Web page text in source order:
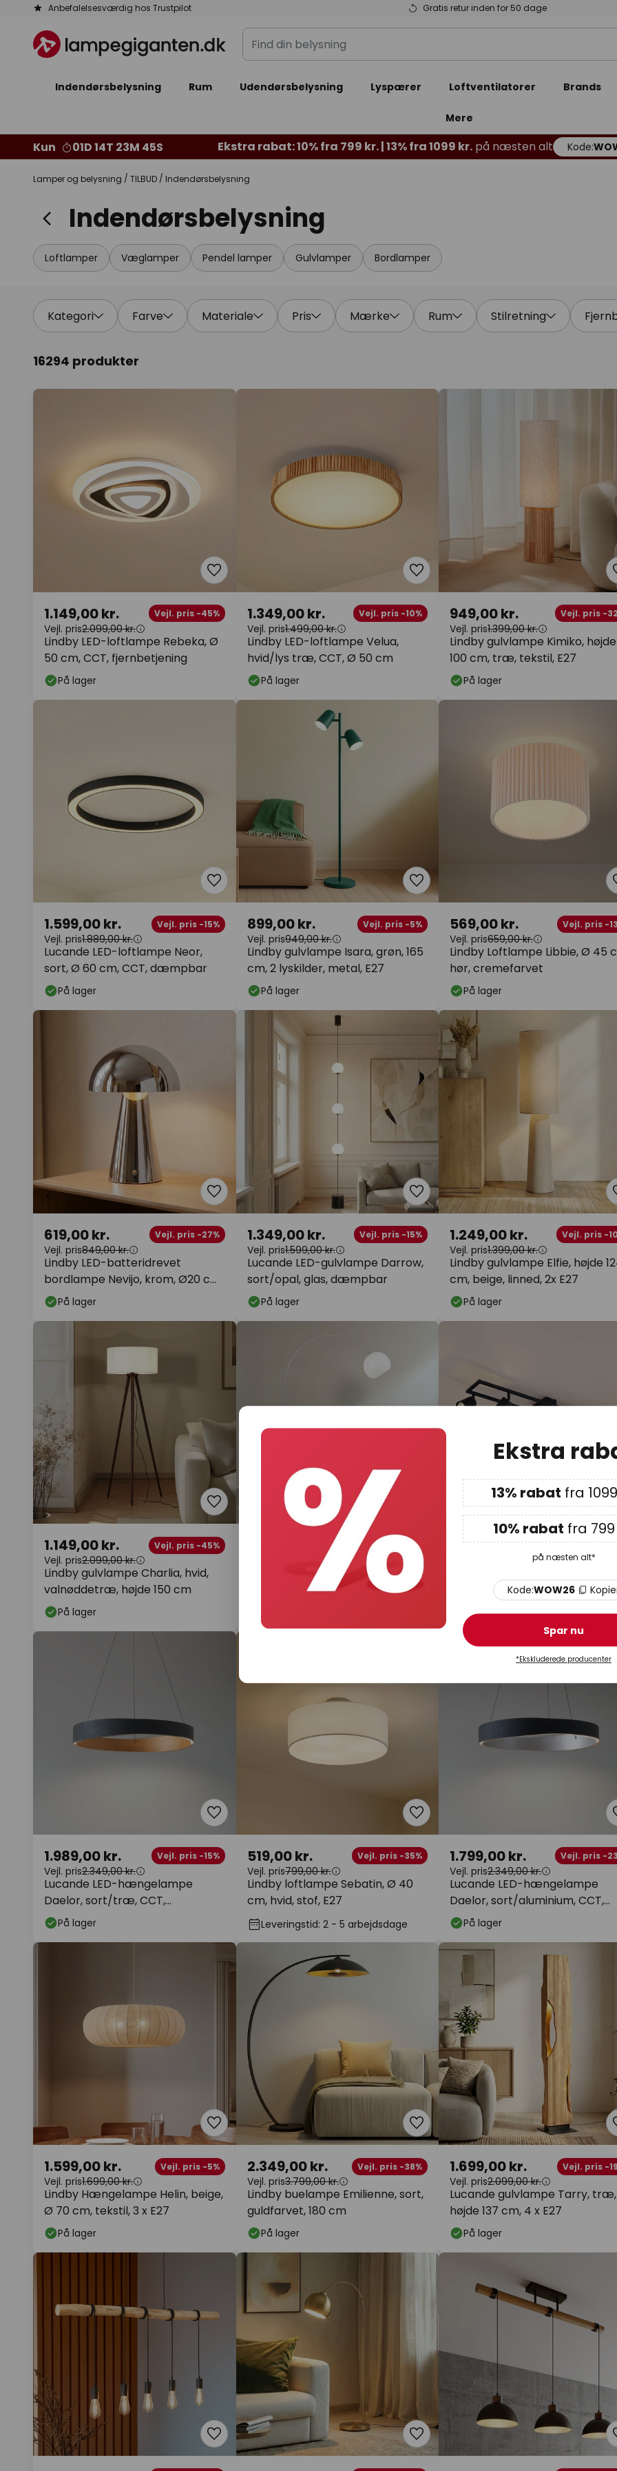
Anbefalelsesværdig hos Trustpilot Gratis retur inden for 50 dage
Skip
Content
Find
din
Indendørsbelysning Rum Udendørsbelysning Lyspærer Loftventilatorer Brands
Mere
Kun 01D 14T 23M 43S Ekstra rabat: 10% fra 799 kr. | 13% fra 1099 kr. på næsten alt Kode:
Lamper og belysning TILBUD Indendørsbelysning
Indendørsbelysning
Loftlamper Væglamper Pendel lamper Gulvlamper Bordlamper
Kategori Farve Materiale Pris Mærke Rum Stilretning
16294 produkter
Lindby LED-loftlampe Rebeka, Ø
50 cm, CCT, fjernbetjening
1.149,00 kr. Vejl. pris -45%
Vejl. pris2.099,00 kr.
På lager
Lindby LED-loftlampe Velua,
hvid/lys træ, CCT, Ø 50 cm
1.349,00 kr. Vejl. pris -10%
Vejl. pris1.499,00 kr.
På lager
Lindby gulvlampe Kimiko, højde
100 cm, træ, tekstil, E27
949,00 kr. Vejl. pris -
Vejl. pris1.399,00 kr.
På lager
Lucande LED-loftlampe Neor,
sort, Ø 60 cm, CCT, dæmpbar
1.599,00 kr. Vejl. pris -15%
Vejl. pris1.889,00 kr.
På lager
Lindby gulvlampe Isara, grøn, 165
cm, 2 lyskilder, metal, E27
899,00 kr. Vejl. pris -5%
Vejl. pris949,00 kr.
På lager
Lindby Loftlampe Libbie, Ø 45
hør, cremefarvet
569,00 kr. Vejl. pris -
Vejl. pris659,00 kr.
På lager
Lindby LED-batteridrevet
bordlampe Nevijo, krom, Ø20 cm,
USB, dæmper
619,00 kr. Vejl. pris -27%
Vejl. pris849,00 kr.
På lager
Lucande LED-gulvlampe Darrow,
sort/opal, glas, dæmpbar
1.349,00 kr. Vejl. pris -15%
Vejl. pris1.599,00 kr.
På lager
Lindby gulvlampe Elfie, højde
cm, beige, linned, 2x E27
1.249,00 kr. Vejl. pris -
Vejl. pris1.399,00 kr.
På lager
Lindby gulvlampe Charlia, hvid,
valnøddetræ, højde 150 cm
1.149,00 kr. Vejl. pris -45%
Vejl. pris2.099,00 kr.
På lager
Lindby buelampe Alverton,
hvid/nikkel, glas, 197 cm
Vejl. pris -30%
1.499,00 kr.
lyskilder, jern
849,00 kr. Vejl. pris -
949,00 kr.
På lager
Lucande LED-hængelampe
Daelor, sort/træ, CCT,
dæmpbar
1.989,00 kr. Vejl. pris -15%
Vejl. pris2.349,00 kr.
På lager
Lindby loftlampe Sebatin, Ø 40
cm, hvid, stof, E27
519,00 kr. Vejl. pris -35%
Vejl. pris799,00 kr.
Leveringstid: 2 - 5 arbejdsdage
Lucande LED-hængelampe
Daelor, sort/aluminium, CCT,
dæmpbar
1.799,00 kr. Vejl. pris -
Vejl. pris2.349,00 kr.
På lager
Lindby Hængelampe Helin, beige,
Ø 70 cm, tekstil, 3 x E27
1.599,00 kr. Vejl. pris -5%
Vejl. pris1.699,00 kr.
På lager
Lindby buelampe Emilienne, sort,
guldfarvet, 180 cm
2.349,00 kr. Vejl. pris -38%
Vejl. pris3.799,00 kr.
På lager
Lucande gulvlampe Tarry, træ,
højde 137 cm, 4 x E27
1.699,00 kr. Vejl. pris -
Vejl. pris2.099,00 kr.
På lager
Ekstra
13% rabat fra
10% rabat fra
på næsten alt*
Kode:WOW26
Spar nu
*Ekskluderede producenter